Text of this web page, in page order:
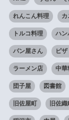
れんこん料理 カ
トルコ料理 ハン
パン屋さん ピ
ラーメン店 中華
団子屋 図書館
旧佐屋町 旧佐